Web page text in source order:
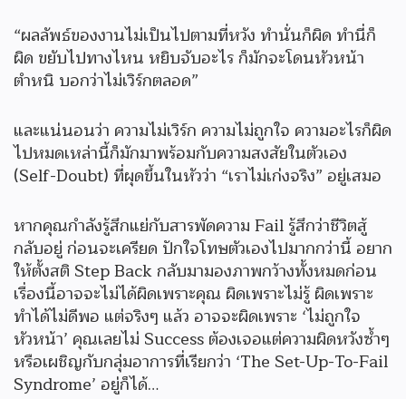
“ผลลัพธ์ของงานไม่เป็นไปตามที่หวัง ทำนั่นก็ผิด ทำนี่ก็
ผิด ขยับไปทางไหน หยิบจับอะไร ก็มักจะโดนหัวหน้า
ตำหนิ บอกว่าไม่เวิร์กตลอด”
และแน่นอนว่า ความไม่เวิร์ก ความไม่ถูกใจ ความอะไรก็ผิด
ไปหมดเหล่านี้ก็มักมาพร้อมกับความสงสัยในตัวเอง
(Self-Doubt) ที่ผุดขึ้นในหัวว่า “เราไม่เก่งจริง” อยู่เสมอ
หากคุณกำลังรู้สึกแย่กับสารพัดความ Fail รู้สึกว่าชีวิตสู้
กลับอยู่ ก่อนจะเครียด ปักใจโทษตัวเองไปมากกว่านี้ อยาก
ให้ตั้งสติ Step Back กลับมามองภาพกว้างทั้งหมดก่อน
เรื่องนี้อาจจะไม่ได้ผิดเพราะคุณ ผิดเพราะไม่รู้ ผิดเพราะ
ทำได้ไม่ดีพอ แต่จริงๆ แล้ว อาจจะผิดเพราะ ‘ไม่ถูกใจ
หัวหน้า’ คุณเลยไม่ Success ต้องเจอแต่ความผิดหวังซ้ำๆ
หรือเผชิญกับกลุ่มอาการที่เรียกว่า ‘The Set-Up-To-Fail
Syndrome’ อยู่ก็ได้…